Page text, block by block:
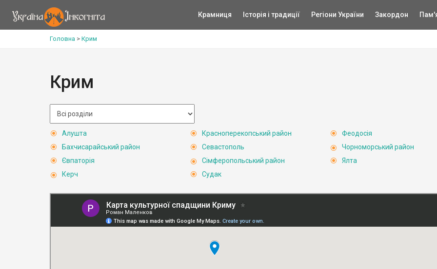
Крамниця Історія і традиції Регіони України Закордон
Головна > Крим
Крим
Алушта
Бахчисарайський район
Євпаторія
Керч
Красноперекопський район
Севастополь
Сімферопольський район
Судак
Феодосія
Чорноморський район
Ялта